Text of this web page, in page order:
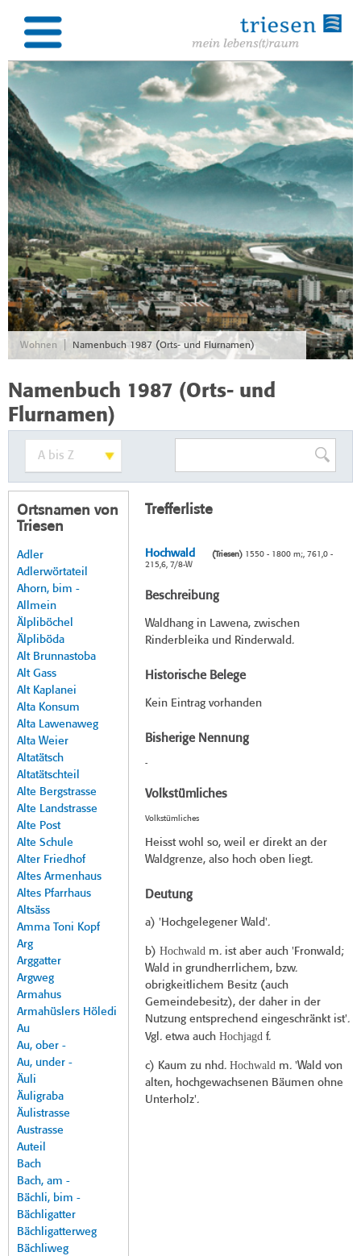
Wohnen Namenbuch 1987 (Orts- und Flurnamen)
Namenbuch 1987 (Orts- und
Flurnamen)
Ortsnamen von
Triesen
Adler
Adlerwörtateil
Ahorn, bim -
Allmein
Älpliböchel
Älpliböda
Alt Brunnastoba
Alt Gass
Alt Kaplanei
Alta Konsum
Alta Lawenaweg
Alta Weier
Altatätsch
Altatätschteil
Alte Bergstrasse
Alte Landstrasse
Alte Post
Alte Schule
Alter Friedhof
Altes Armenhaus
Altes Pfarrhaus
Altsäss
Amma Toni Kopf
Arg
Arggatter
Argweg
Armahus
Armahüslers Höledi
Au
Au, ober -
Au, under -
Äuli
Äuligraba
Äulistrasse
Austrasse
Auteil
Bach
Bach, am -
Bächli, bim -
Bächligatter
Bächligatterweg
Bächliweg
Trefferliste
Hochwald (Triesen)1550 - 1800 m;, 761,0 -
215,6, 7/8-W
Beschreibung
Waldhang in Lawena, zwischen
Rinderbleika und Rinderwald.
Historische Belege
Kein Eintrag vorhanden
Bisherige Nennung
-
Volkstümliches
Volkstümliches
Heisst wohl so, weil er direkt an der
Waldgrenze, also hoch oben liegt.
Deutung
a) 'Hochgelegener Wald'.
b) Hochwaldm. ist aber auch 'Fronwald;
Wald in grundherrlichem, bzw.
obrigkeitlichem Besitz (auch
Gemeindebesitz), der daher in der
Nutzung entsprechend eingeschränkt ist'.
Vgl. etwa auch Hochjagdf.
c) Kaum zu nhd. Hochwaldm. 'Wald von
alten, hochgewachsenen Bäumen ohne
Unterholz'.